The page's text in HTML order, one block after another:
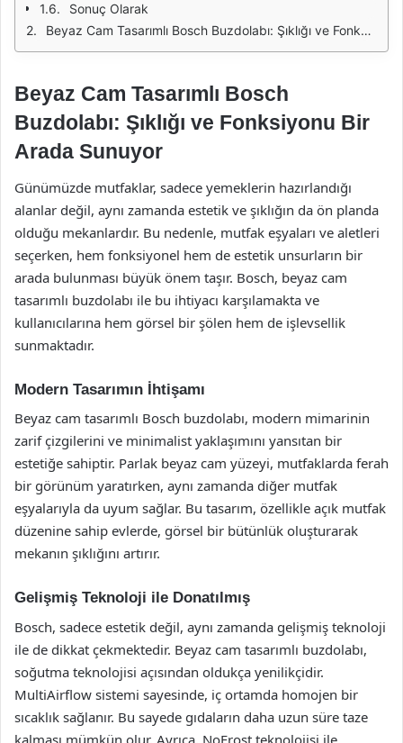
Sonuç Olarak
Beyaz Cam Tasarımlı Bosch Buzdolabı: Şıklığı ve Fonksiyonu Bir Arada Sunuyor
Beyaz Cam Tasarımlı Bosch
Buzdolabı: Şıklığı ve Fonksiyonu Bir
Arada Sunuyor
Günümüzde mutfaklar, sadece yemeklerin hazırlandığı
alanlar değil, aynı zamanda estetik ve şıklığın da ön planda
olduğu mekanlardır. Bu nedenle, mutfak eşyaları ve aletleri
seçerken, hem fonksiyonel hem de estetik unsurların bir
arada bulunması büyük önem taşır. Bosch, beyaz cam
tasarımlı buzdolabı ile bu ihtiyacı karşılamakta ve
kullanıcılarına hem görsel bir şölen hem de işlevsellik
sunmaktadır.
Modern Tasarımın İhtişamı
Beyaz cam tasarımlı Bosch buzdolabı, modern mimarinin
zarif çizgilerini ve minimalist yaklaşımını yansıtan bir
estetiğe sahiptir. Parlak beyaz cam yüzeyi, mutfaklarda ferah
bir görünüm yaratırken, aynı zamanda diğer mutfak
eşyalarıyla da uyum sağlar. Bu tasarım, özellikle açık mutfak
düzenine sahip evlerde, görsel bir bütünlük oluşturarak
mekanın şıklığını artırır.
Gelişmiş Teknoloji ile Donatılmış
Bosch, sadece estetik değil, aynı zamanda gelişmiş teknoloji
ile de dikkat çekmektedir. Beyaz cam tasarımlı buzdolabı,
soğutma teknolojisi açısından oldukça yenilikçidir.
MultiAirflow sistemi sayesinde, iç ortamda homojen bir
sıcaklık sağlanır. Bu sayede gıdaların daha uzun süre taze
kalması mümkün olur. Ayrıca, NoFrost teknolojisi ile